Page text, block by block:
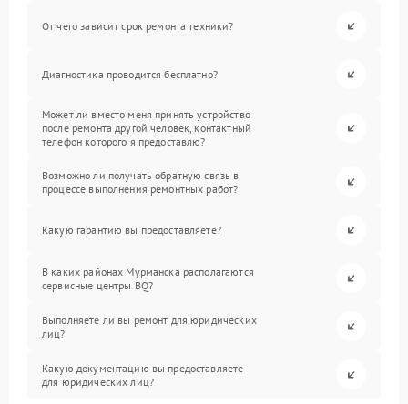
От чего зависит срок ремонта техники?
Диагностика проводится бесплатно?
Может ли вместо меня принять устройство
после ремонта другой человек, контактный
телефон которого я предоставлю?
Возможно ли получать обратную связь в
процессе выполнения ремонтных работ?
Какую гарантию вы предоставляете?
В каких районах Мурманска располагаются
сервисные центры BQ?
Выполняете ли вы ремонт для юридических
лиц?
Какую документацию вы предоставляете
для юридических лиц?